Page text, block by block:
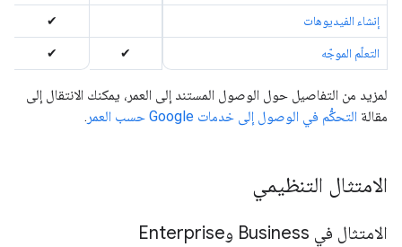
إنشاء الفيديوهات ✔
التعلّم الموجّه ✔
✔
لمزيد من التفاصيل حول الوصول المستند إلى العمر، يمكنك الانتقال إلى
مقالة التحكُّم في الوصول إلى خدمات Google حسب العمر .
الامتثال التنظيمي
الامتثال في Business وEnterprise